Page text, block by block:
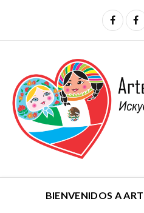
BIENVENIDOS A